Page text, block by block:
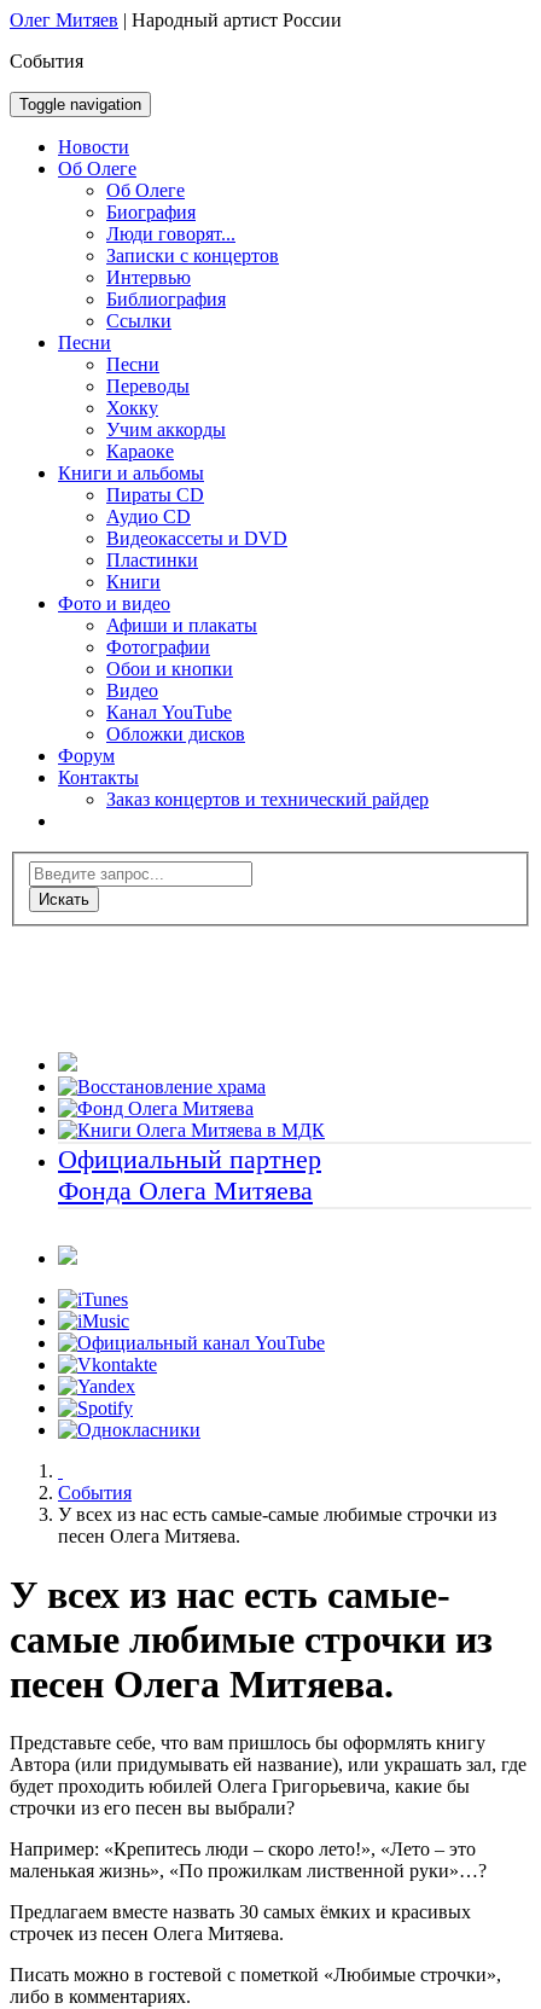
Олег Митяев | Народный артист России
События
Toggle navigation
Новости
Об Олеге
Об Олеге
Биография
Люди говорят...
Записки с концертов
Интервью
Библиография
Ссылки
Песни
Песни
Переводы
Хокку
Учим аккорды
Караоке
Книги и альбомы
Пираты CD
Аудио CD
Видеокассеты и DVD
Пластинки
Книги
Фото и видео
Афиши и плакаты
Фотографии
Обои и кнопки
Видео
Канал YouTube
Обложки дисков
Форум
Контакты
Заказ концертов и технический райдер
Искать
Официальный партнер
Фонда Олега Митяева
События
У всех из нас есть самые-самые любимые строчки из
песен Олега Митяева.
У всех из нас есть самые-
самые любимые строчки из
песен Олега Митяева.
Представьте себе, что вам пришлось бы оформлять книгу
Автора (или придумывать ей название), или украшать зал, где
будет проходить юбилей Олега Григорьевича, какие бы
строчки из его песен вы выбрали?
Например: «Крепитесь люди – скоро лето!», «Лето – это
маленькая жизнь», «По прожилкам лиственной руки»…?
Предлагаем вместе назвать 30 самых ёмких и красивых
строчек из песен Олега Митяева.
Писать можно в гостевой с пометкой «Любимые строчки»,
либо в комментариях.